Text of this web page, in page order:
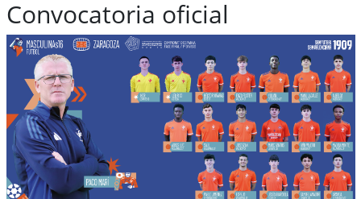
Convocatoria oficial